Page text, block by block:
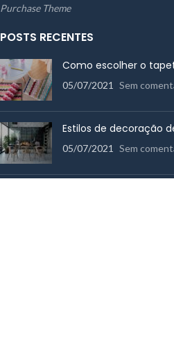
Purchase Theme
POSTS RECENTES
Como escolher o
05/07/2021 Sem
Estilos de decoração
05/07/2021 Sem